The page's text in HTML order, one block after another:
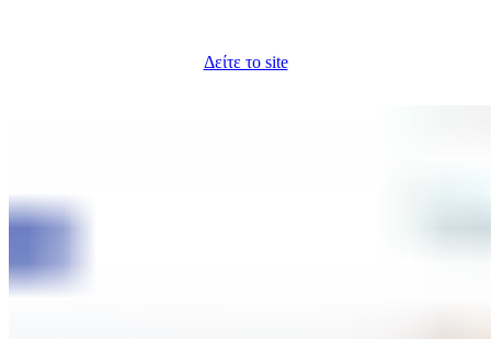
Δείτε το site